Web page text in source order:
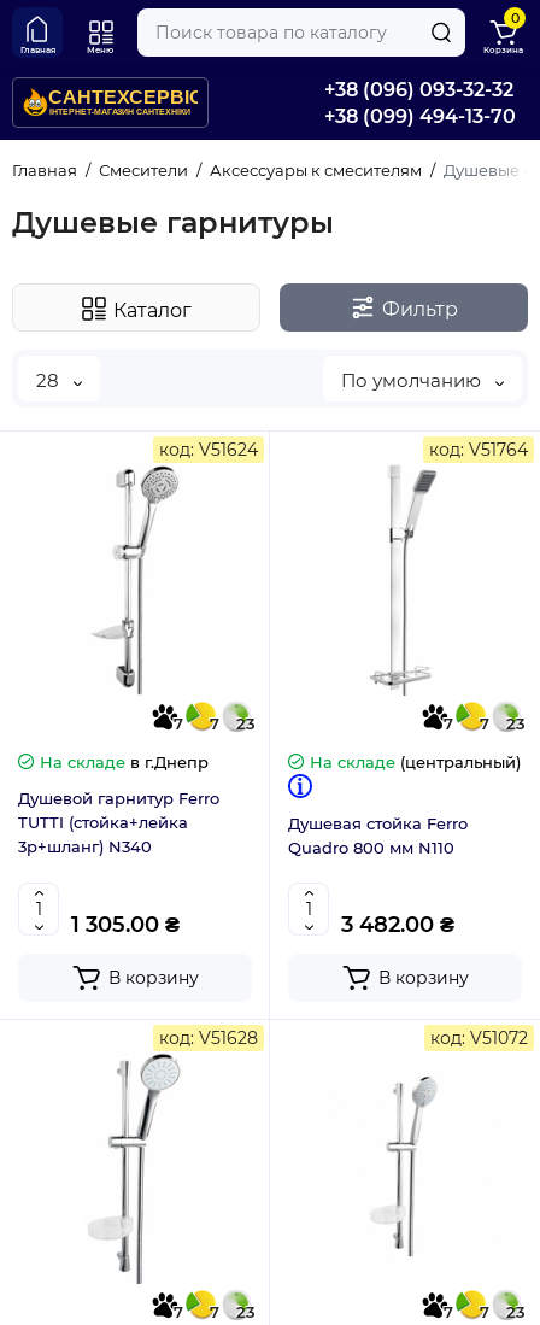
+38 (096) 093-32-32
+38 (099) 494-13-70
Главная Меню
0
Корзина
Главная Смесители Аксессуары к смесителям Душевые
Душевые гарнитуры
Каталог Фильтр
28 По умолчанию
код: V51624
7 7
23
На складе в г.Днепр
Душевой гарнитур Ferro
TUTTI (стойка+лейка
3р+шланг) N340
1 305.00 ₴
В корзину
код: V51764
7 7
23
На складе (центральный)
Душевая стойка Ferro
Quadro 800 мм N110
3 482.00 ₴
В корзину
код: V51628
7 7
23
код: V51072
7 7
23